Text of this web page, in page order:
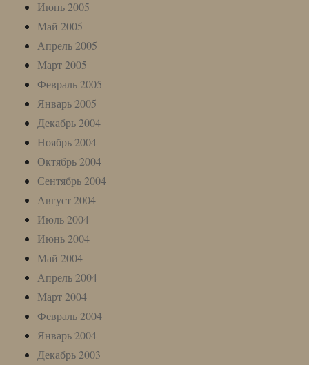
Июнь 2005
Май 2005
Апрель 2005
Март 2005
Февраль 2005
Январь 2005
Декабрь 2004
Ноябрь 2004
Октябрь 2004
Сентябрь 2004
Август 2004
Июль 2004
Июнь 2004
Май 2004
Апрель 2004
Март 2004
Февраль 2004
Январь 2004
Декабрь 2003